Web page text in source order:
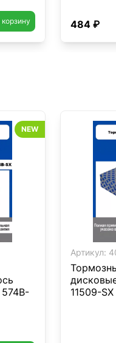
корзину 484 ₽
574B-
NEW
Артикул:
11509-SX